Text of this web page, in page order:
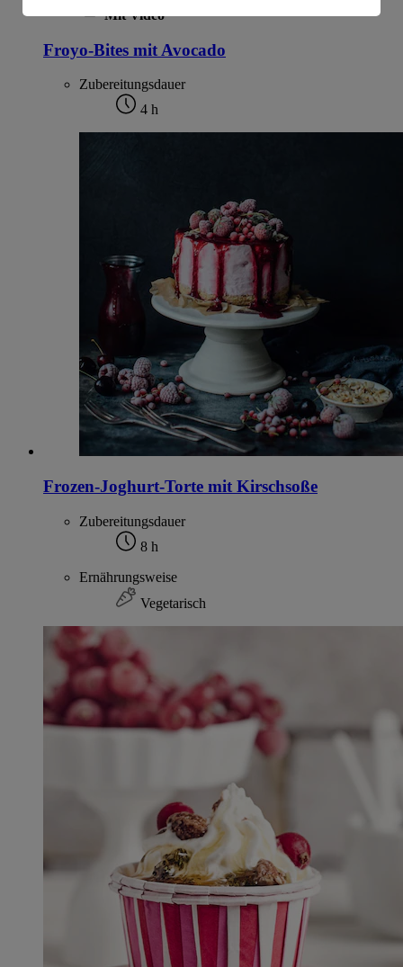
Mit Video
Froyo-Bites mit Avocado
Zubereitungsdauer
4 h
Frozen-Joghurt-Torte mit Kirschsoße
Zubereitungsdauer
8 h
Ernährungsweise
Vegetarisch
Informationen zum Herausgeber der Seite findest du